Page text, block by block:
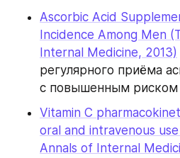
Ascorbic Acid
Incidence Among Men
Internal Medicine, 2013)
регулярного приёма
с повышенным риском
Vitamin C
oral and intravenous
Annals of Internal